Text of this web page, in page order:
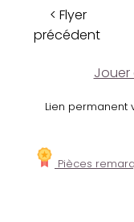
< Flyer
précédent
Lien permanent
Pièces